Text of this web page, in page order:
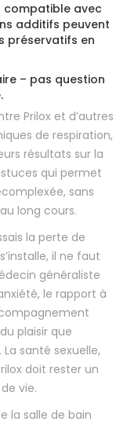
compatible avec
additifs peuvent
préservatifs en
– pas question
Prilox et d’autres
de respiration,
résultats sur la
qui permet
sans
long cours.
la perte de
il ne faut
généraliste
le rapport à
plaisir que
santé sexuelle,
doit rester un
vie.
la salle de bain